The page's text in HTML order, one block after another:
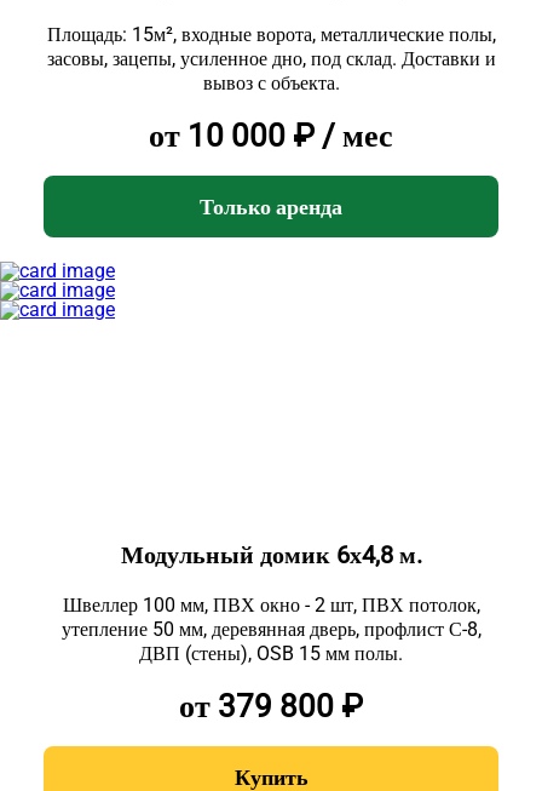
Площадь: 15м², входные ворота, металлические полы,
засовы, зацепы, усиленное дно, под склад. Доставки и
вывоз с объекта.
от 10 000 ₽ / мес
Только аренда
Модульный домик 6х4,8 м.
Швеллер 100 мм, ПВХ окно - 2 шт, ПВХ потолок,
утепление 50 мм, деревянная дверь, профлист С-8,
ДВП (стены), OSB 15 мм полы.
от 379 800 ₽
Купить